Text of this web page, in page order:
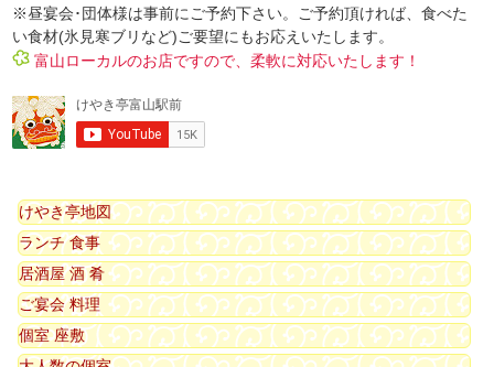
※昼宴会･団体様は事前にご予約下さい。ご予約頂ければ、食べた
い食材(氷見寒ブリなど)ご要望にもお応えいたします。
富山ローカルのお店ですので、柔軟に対応いたします！
けやき亭地図
ランチ 食事
居酒屋 酒 肴
ご宴会 料理
個室 座敷